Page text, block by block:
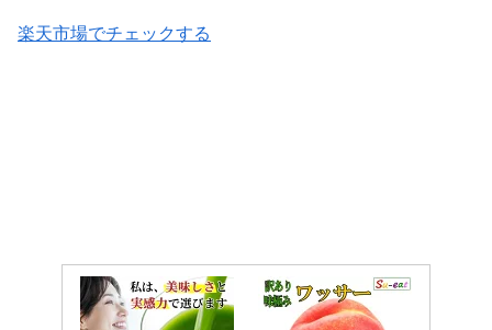
楽天市場でチェックする